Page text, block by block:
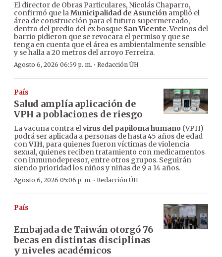
El director de Obras Particulares, Nicolás Chaparro,
confirmó que laMunicipalidad de Asunción amplió el
área de construcción para el futuro supermercado,
dentro del predio del ex bosque San Vicente. Vecinos del
barrio pidieron que se revocara el permiso y que se
tenga en cuenta que el área es ambientalmente sensible
y se halla a 20 metros del arroyo Ferreira.
Agosto 6, 2026 06:59 p. m. · Redacción ÚH
País
Salud amplía aplicación de
VPH a poblaciones de riesgo
La vacuna contra elvirus del papiloma humano (VPH)
podrá ser aplicada a personas de hasta 45 años de edad
conVIH, para quienes fueron víctimas de violencia
sexual, quienes reciben tratamiento con medicamentos
con inmunodepresor, entre otros grupos. Seguirán
siendo prioridad los niños y niñas de 9 a 14 años.
Agosto 6, 2026 05:06 p. m. · Redacción ÚH
País
Embajada de Taiwán otorgó 76
becas en distintas disciplinas
y niveles académicos